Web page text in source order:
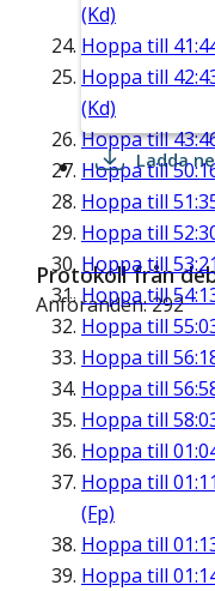
(Kd)
Hoppa till
Hoppa till
(Kd)
Hoppa till
Hoppa till
Hoppa till
Hoppa till
Hoppa till 53:21
Hoppa till
Hoppa till
Hoppa till
Hoppa till
Hoppa till
Hoppa till
Hoppa till
(Fp)
Hoppa till
Hoppa till
Ladda
Protokoll från
Anföranden: 292